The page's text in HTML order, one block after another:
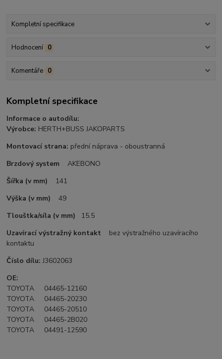
Kompletní specifikace
Hodnocení 0
Komentáře 0
Kompletní specifikace
Informace o autodílu:
Výrobce: HERTH+BUSS JAKOPARTS
Montovací strana: přední náprava - oboustranná
Brzdový system
AKEBONO
Šířka (v mm) 141
Výška (v mm)
49
Tlouštka/síla (v mm)
15.5
Uzavírací výstražný kontakt bez výstražného uzavíracího
kontaktu
Číslo dílu: J3602063
OE:
TOYOTA 04465-12160
TOYOTA 04465-20230
TOYOTA 04465-20510
TOYOTA 04465-2B020
TOYOTA 04491-12590